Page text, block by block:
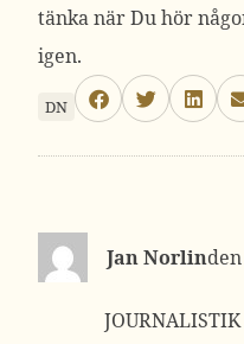
tänka när Du hör
igen.
DN
Jan Norlin
JOURNALISTIK